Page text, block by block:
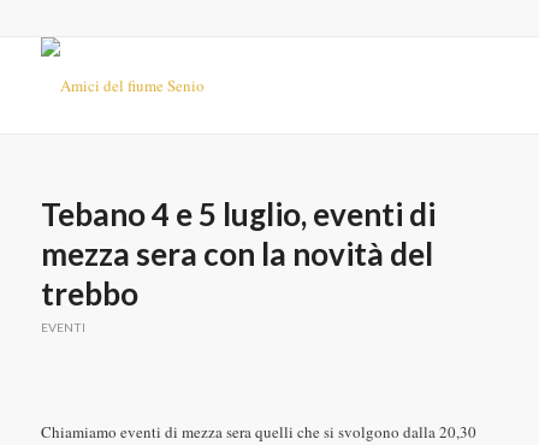
Tebano 4 e 5 luglio, eventi di
mezza sera con la novità del
trebbo
EVENTI
Chiamiamo eventi di mezza sera quelli che si svolgono dalla 20,30